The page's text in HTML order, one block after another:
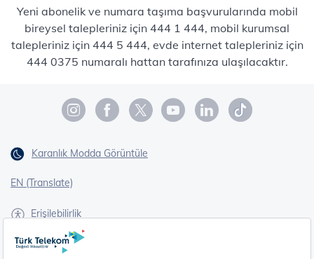
Yeni abonelik ve numara taşıma başvurularında mobil
bireysel talepleriniz için 444 1 444, mobil kurumsal
talepleriniz için 444 5 444, evde internet talepleriniz için
444 0375 numaralı hattan tarafınıza ulaşılacaktır.
Karanlık Modda Görüntüle
EN (Translate)
Erişilebilirlik
İşaret Dili Çevirisi